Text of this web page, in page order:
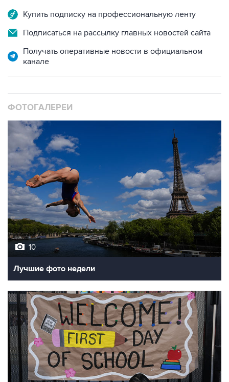
Купить подписку на профессиональную ленту
Подписаться на рассылку главных новостей сайта
Получать оперативные новости в официальном
канале
ФОТОГАЛЕРЕИ
10
Лучшие фото недели